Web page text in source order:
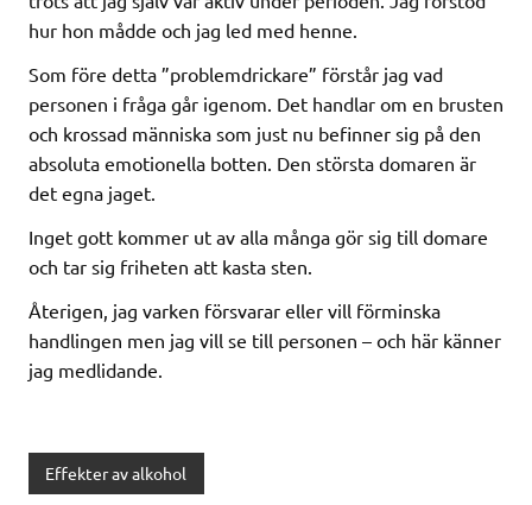
hur hon mådde och jag led med henne.
Som före detta ”problemdrickare” förstår jag vad
personen i fråga går igenom. Det handlar om en brusten
och krossad människa som just nu befinner sig på den
absoluta emotionella botten. Den största domaren är
det egna jaget.
Inget gott kommer ut av alla många gör sig till domare
och tar sig friheten att kasta sten.
Återigen, jag varken försvarar eller vill förminska
handlingen men jag vill se till personen – och här känner
jag medlidande.
Effekter av alkohol